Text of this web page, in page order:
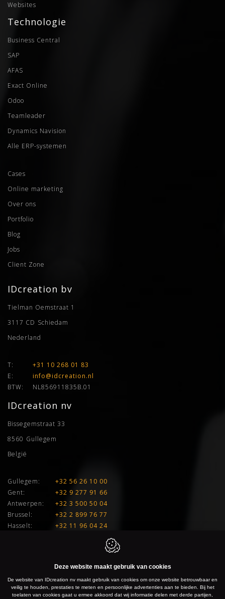
Websites
Technologie
Business Central
SAP
AFAS
Exact Online
Odoo
Teamleader
Dynamics Navision
Alle ERP-systemen
Cases
Online marketing
Over ons
Portfolio
Blog
Jobs
Client Zone
IDcreation bv
Tielman Oemstraat 1
3117 CD Schiedam
Nederland
T:
+31 10 268 01 83
E:
info@idcreation.nl
BTW:
NL856911835B.01
IDcreation nv
Bissegemstraat 33
8560 Gullegem
België
Gullegem:
+32 56 26 10 00
Gent:
+32 9 277 91 66
Antwerpen:
+32 3 500 50 04
Brussel:
+32 2 899 76 77
Hasselt:
+32 11 96 04 24
info@idcreation.be
BE 0460.241.343
IDcreation 2026 Cookie policy Privacy policy Sitemap
Deze website maakt gebruik van cookies
De website van IDcreation nv maakt gebruik van cookies om onze website betrouwbaar en
veilig te houden, prestaties te meten en persoonlijke advertenties aan te bieden. Bij het
toelaten van cookies gaat u ermee akkoord dat wij informatie delen met derde partijen,